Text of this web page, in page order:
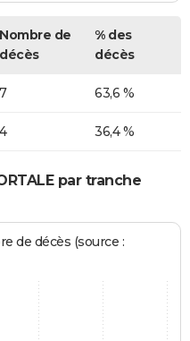
Nombre de
décès
% des
décès
7 63,6 %
4 36,4 %
par tranche
de décès (source :